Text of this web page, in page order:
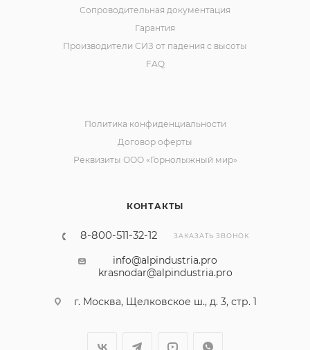
Сопроводительная документация
Гарантия
Производители СИЗ от падения с высоты
FAQ
КОНТАКТЫ
8-800-511-32-12 ЗАКАЗАТЬ ЗВОНОК
info@alpindustria.pro
krasnodar@alpindustria.pro
г. Москва, Щелковское ш., д. 3, стр. 1
Политика конфиденциальности
Договор оферты
Реквизиты ООО «Горнолыжный мир»